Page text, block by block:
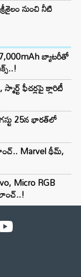
నుంచి నీటి
7,000mAh బ్యాటరీతో
ఫీచర్లపై క్లారిటీ
25న భారత్‌లో
Marvel థీమ్,
Micro RGB